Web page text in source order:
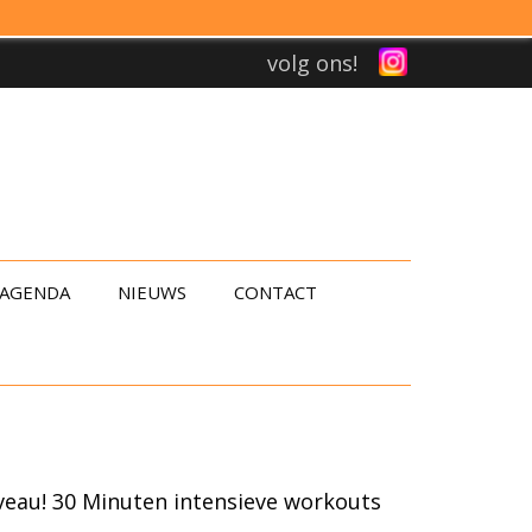
volg ons!
AGENDA NIEUWS CONTACT
30 Minuten intensieve workouts